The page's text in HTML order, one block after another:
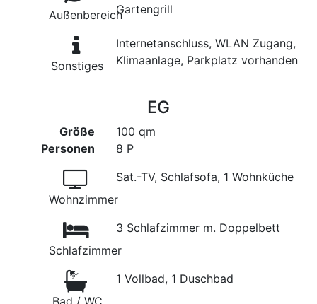
AußenbereichGartengrill
Sonstiges
Internetanschluss, WLAN Zugang,
Klimaanlage, Parkplatz vorhanden
EG
Größe
Personen
100 qm
8 P
Wohnzimmer
Sat.-TV, Schlafsofa, 1 Wohnküche
Schlafzimmer
3 Schlafzimmer m. Doppelbett
Bad / WC
1 Vollbad, 1 Duschbad